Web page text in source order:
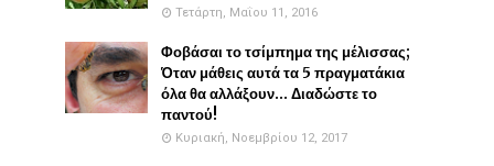
Τετάρτη, Μαΐου 11, 2016
Φοβάσαι το τσίμπημα της μέλισσας;
Όταν μάθεις αυτά τα 5 πραγματάκια
όλα θα αλλάξουν... Διαδώστε το
παντού!
Κυριακή, Νοεμβρίου 12, 2017